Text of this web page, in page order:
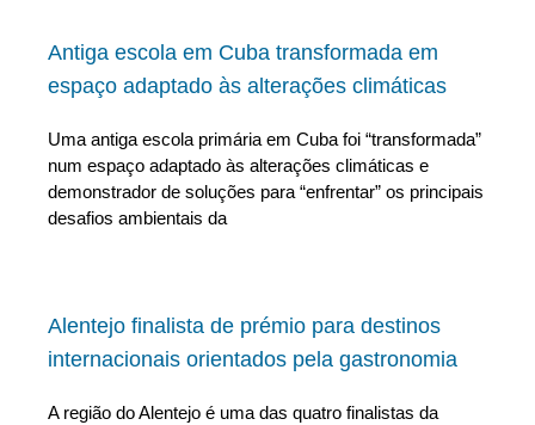
Antiga escola em Cuba transformada em
espaço adaptado às alterações climáticas
Uma antiga escola primária em Cuba foi “transformada”
num espaço adaptado às alterações climáticas e
demonstrador de soluções para “enfrentar” os principais
desafios ambientais da
Alentejo finalista de prémio para destinos
internacionais orientados pela gastronomia
A região do Alentejo é uma das quatro finalistas da